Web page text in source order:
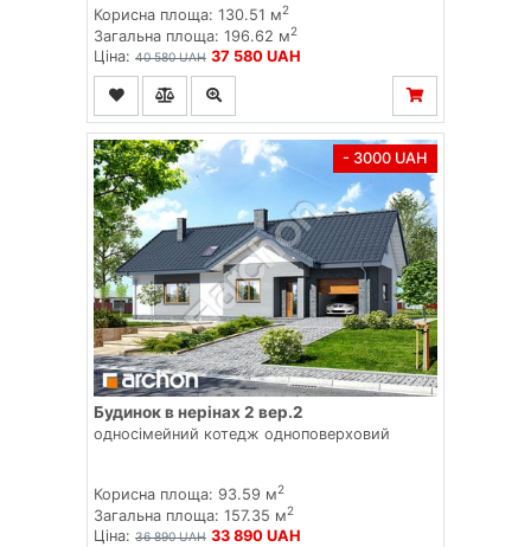
Корисна площа: 130.51 м2
Загальна площа: 196.62 м2
Ціна: 40 580 UAH 37 580 UAH
- 3000 UAH
Будинок в нерінах 2 вер.2
односімейний котедж одноповерховий
Корисна площа: 93.59 м2
Загальна площа: 157.35 м2
Ціна: 36 890 UAH 33 890 UAH